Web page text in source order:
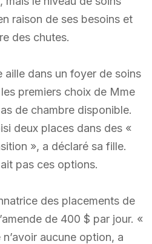
raison de ses besoins et
des chutes.
aille dans un foyer de soins
premiers choix de Mme
de chambre disponible.
deux places dans des «
», a déclaré sa fille.
pas ces options.
des placements de
de 400 $ par jour. «
n’avoir aucune option, a